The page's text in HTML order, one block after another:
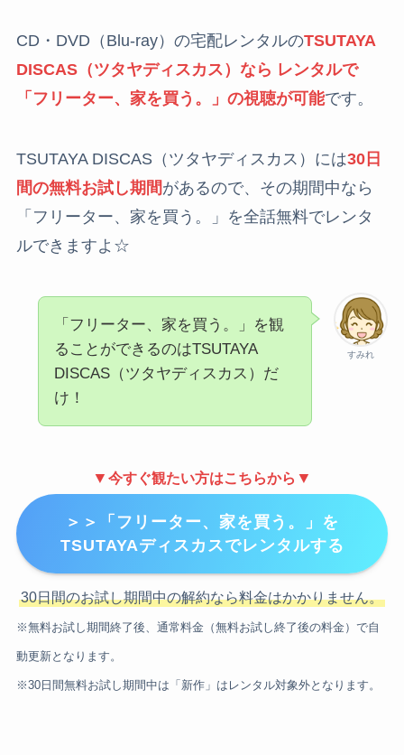
CD・DVD（Blu-ray）の宅配レンタルのTSUTAYA
DISCAS（ツタヤディスカス）なら レンタルで
「フリーター、家を買う。」の視聴が可能です。
TSUTAYA DISCAS（ツタヤディスカス）には30日
間の無料お試し期間があるので、その期間中なら
「フリーター、家を買う。」を全話無料でレンタ
ルできますよ☆
すみれ
「フリーター、家を買う。」を観
ることができるのはTSUTAYA
DISCAS（ツタヤディスカス）だ
け！
▼ 今すぐ観たい方はこちらから ▼
＞＞「フリーター、家を買う。」を
TSUTAYAディスカスでレンタルする
30日間のお試し期間中の解約なら料金はかかりません。
※無料お試し期間終了後、通常料金（無料お試し終了後の料金）で自
動更新となります。
※30日間無料お試し期間中は「新作」はレンタル対象外となります。